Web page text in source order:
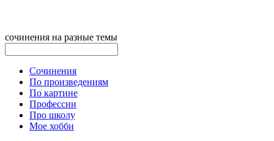
сочинения на разные темы
Сочинения
По произведениям
По картине
Профессии
Про школу
Мое хобби